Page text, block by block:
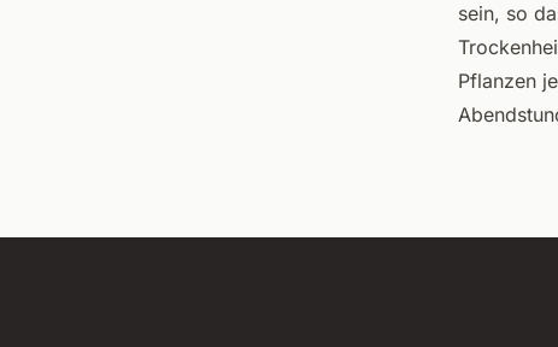
sein, so
Pflanzen